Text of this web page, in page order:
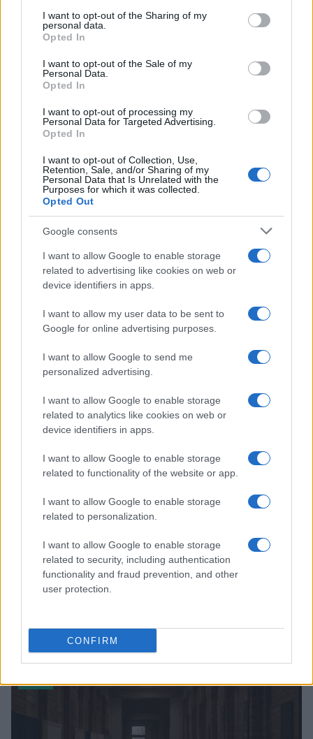
not limited to your visit or usage behaviour. You may click to
grant or deny consent to Google and its third-party tags to
use your data for below specified purposes in below Google
consent section.
I want to opt-out of the Sharing of my
personal data.
Opted In
I want to opt-out of the Sale of my
Personal Data.
Opted In
I want to opt-out of processing my
Personal Data for Targeted Advertising.
Opted In
I want to opt-out of Collection, Use,
Retention, Sale, and/or Sharing of my
Personal Data that Is Unrelated with the
Purposes for which it was collected.
Opted Out
Google consents
I want to allow Google to enable storage
related to advertising like cookies on web or
device identifiers in apps.
I want to allow my user data to be sent to
Google for online advertising purposes.
I want to allow Google to send me
personalized advertising.
I want to allow Google to enable storage
related to analytics like cookies on web or
device identifiers in apps.
I want to allow Google to enable storage
related to functionality of the website or app.
I want to allow Google to enable storage
related to personalization.
I want to allow Google to enable storage
related to security, including authentication
functionality and fraud prevention, and other
user protection.
CONFIRM
Continue lendo
NEWS
Como as concessionárias de energia estão se adaptando aos
impactos das mudanças climáticas
Bruno Costa · 6 ago 2026
NEWS
em São Paulo
Beatriz Almeida · 6 ago 2026